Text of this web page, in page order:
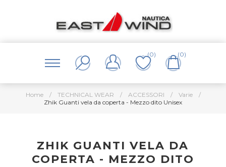
(0) (0)
Home / TECHNICAL WEAR / ACCESSORI / Varie
/
Zhik Guanti vela da coperta - Mezzo dito Unisex
ZHIK GUANTI VELA DA
COPERTA - MEZZO DITO